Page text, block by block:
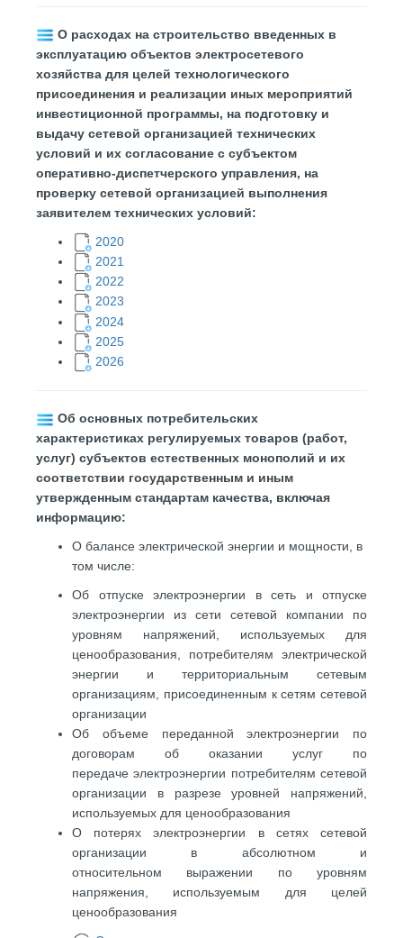
О расходах на строительство введенных в
эксплуатацию объектов электросетевого
хозяйства для целей технологического
присоединения и реализации иных мероприятий
инвестиционной программы, на подготовку и
выдачу сетевой организацией технических
условий и их согласование с субъектом
оперативно-диспетчерского управления, на
проверку сетевой организацией выполнения
заявителем технических условий:
2020
2021
2022
2023
2024
2025
2026
Об основных потребительских
характеристиках регулируемых товаров (работ,
услуг) субъектов естественных монополий и их
соответствии государственным и иным
утвержденным стандартам качества, включая
информацию:
О балансе электрической энергии и мощности, в
том числе:
Об отпуске электроэнергии в сеть и отпуске
электроэнергии из сети сетевой компании по
уровням напряжений, используемых для
ценообразования, потребителям электрической
энергии и территориальным сетевым
организациям, присоединенным к сетям сетевой
организации
Об объеме переданной электроэнергии по
договорам об оказании услуг по
передаче электроэнергии потребителям сетевой
организации в разрезе уровней напряжений,
используемых для ценообразования
О потерях электроэнергии в сетях сетевой
организации в абсолютном и
относительном выражении по уровням
напряжения, используемым для целей
ценообразования